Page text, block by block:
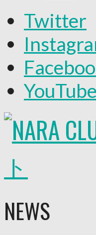
グッズ
ファンコミュ
普及・育成
ホームタウン
コラム
その他
TEAM
2026/27トップ
2026/27トッ
バモス
チアダンスス
ボランティア
写真・動画使
ロートフィー
Twitter
YouTube
NEWS